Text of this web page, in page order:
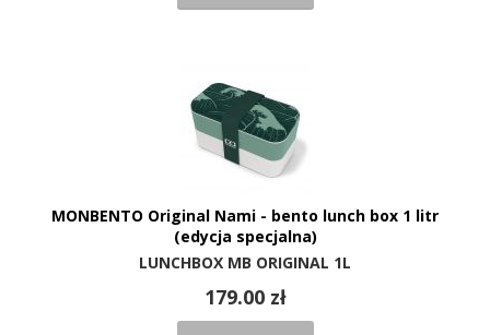
MONBENTO Original Nami - bento lunch box 1 litr
(edycja specjalna)
LUNCHBOX MB ORIGINAL 1L
179.00 zł